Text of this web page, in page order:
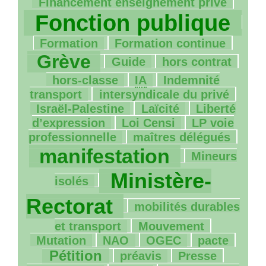
Financement enseignement privé
Fonction publique
198/1062
Formation
100/1062 Formation continue
781/1062
Grève
24/1062 Guide
13/1062 hors contrat
135/1062
hors-classe
14/1062 IA
9/1062
Indemnité
transport
28/1062 intersyndicale du privé
74/1062
Israël-Palestine
27/1062 Laïcité
140/1062
Liberté
d’expression
37/1062 Loi Censi
44/1062 LP voie
professionnelle
182/1062 maîtres délégués
852/1062
manifestation
129/1062
Mineurs
isolés
985/1062
Ministère-
Rectorat
51/1062
mobilités durables
et transport
45/1062 Mouvement
32/1062
Mutation
4/1062 NAO
63/1062 OGEC
71/1062 pacte
381/1062
Pétition
107/1062 préavis
16/1062 Presse
97/1062